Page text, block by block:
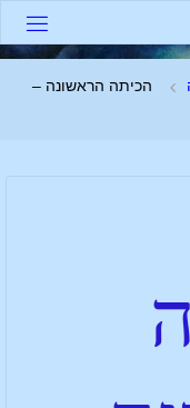
הכיתה הראשונה –